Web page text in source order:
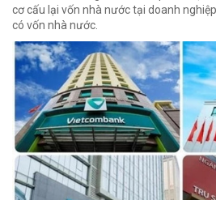
cơ cấu lại vốn nhà nước tại doanh
có vốn nhà nước.